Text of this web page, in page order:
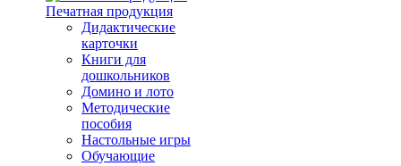
Печатная продукция
Дидактические
карточки
Книги для
дошкольников
Домино и лото
Методические
пособия
Настольные игры
Обучающие